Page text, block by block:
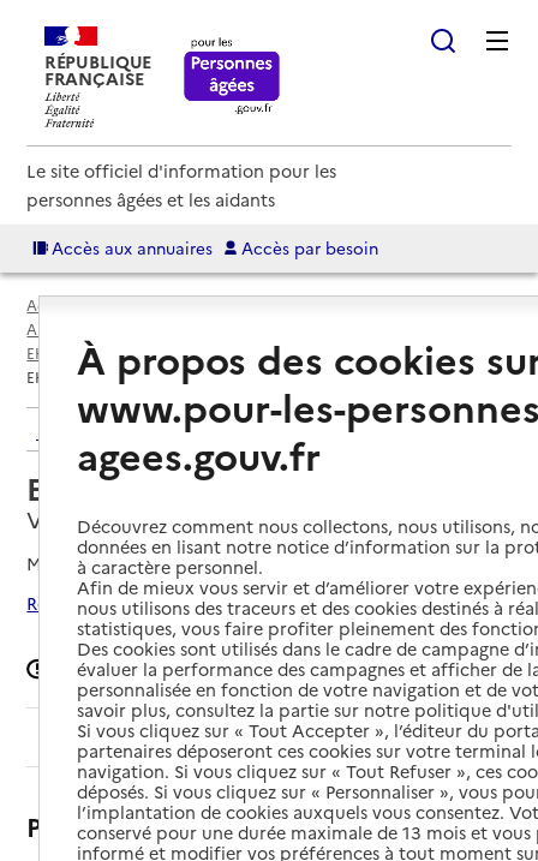
RÉPUBLIQUE
FRANÇAISE
Le site officiel d'information pour les
personnes âgées et les aidants
Accès aux annuaires Accès par besoin
Accueil
Annuaire EHPAD et maisons de retraite
EHPAD par département
Aisne (02)
Vendeuil
EHPAD La Gloriette
Retour aux résultats de l'annuaire
EHPAD La Gloriette
Vendeuil, AISNE
Mis à jour le01/07/2026
Rechercher les établissements autour de Vendeuil
Signaler une erreur
Sommaire
Présentation
À propos des cookies
www.pour-les-
agees.gouv.fr
Découvrez comment nous collectons, nous utilisons,
données en lisant notre notice d’information sur la
à caractère personnel.
Afin de mieux vous servir et d’améliorer votre
nous utilisons des traceurs et des cookies destinés à
statistiques, vous faire profiter pleinement des
Des cookies sont utilisés dans le cadre de campagne
évaluer la performance des campagnes et afficher de
personnalisée en fonction de votre navigation et de
savoir plus, consultez la partie sur notre politique
Si vous cliquez sur « Tout Accepter », l’éditeur du
partenaires déposeront ces cookies sur votre terminal
navigation. Si vous cliquez sur « Tout Refuser », ces
déposés. Si vous cliquez sur « Personnaliser », vous
l’implantation de cookies auxquels vous consentez.
conservé pour une durée maximale de 13 mois et
informé et modifier vos préférences à tout moment